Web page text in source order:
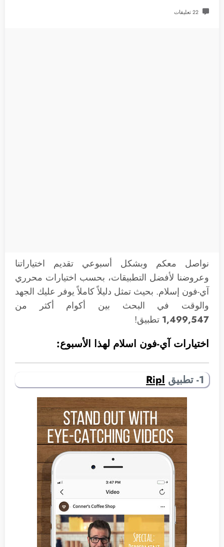
22 تعليقات
نواصل معكم وبشكل أسبوعي تقديم اختياراتنا
وعروضنا لأفضل التطبيقات، بحسب اختيارات محرري
آي-فون إسلام. بحيث تمثل دليلاً كاملاً يوفر عليك الجهد
والوقت في البحث بين أكوام أكثر من
1,499,547 تطبيق!
اختيارات آي-فون اسلام لهذا الأسبوع:
1- تطبيق Ripl